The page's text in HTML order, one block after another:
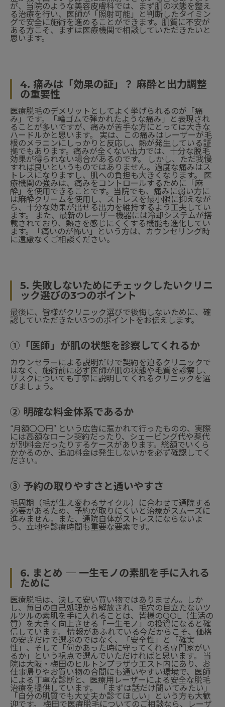
が、当院のような美容皮膚科では、まず肌の状態を整え
る治療を行い、医師が「照射可能」と判断したタイミン
グで安全に施術を進めることができます。肌質に不安が
ある方こそ、まずは医療機関で相談していただきたいと
思います。
4. 痛みは「効果の証」？ 麻酔と出力調整
の重要性
医療脱毛のデメリットとしてよく挙げられるのが「痛
み」です。「輪ゴムで弾かれたような痛み」と表現され
ることが多いですが、痛みが苦手な方にとっては大きな
ハードルかと思います。 実は、この痛みはレーザーが毛
根のメラニンにしっかりと反応し、熱が発生している証
拠でもあります。痛みが全くない出力では、十分な脱毛
効果が得られない場合があるのです。 しかし、ただ我慢
すれば良いというものではありません。過度な痛みはス
トレスになりますし、肌への負担も大きくなります。 医
療機関の強みは、痛みをコントロールするために「麻
酔」を使用できることです。当院でも、痛みに弱い方に
は麻酔クリームを使用し、ストレスを最小限に抑えなが
ら、十分な効果が出せる出力を維持するよう工夫してい
ます。 また、最新のレーザー機器には冷却システムが搭
載されており、熱さを感じにくくする機能も進化してい
ます。「痛いのが怖い」という方は、カウンセリング時
に遠慮なくご相談ください。
5. 失敗しないためにチェックしたいクリニ
ック選びの3つのポイント
最後に、皆様がクリニック選びで後悔しないために、確
認していただきたい3つのポイントをお伝えします。
①「医師」が肌の状態を診察してくれるか
カウンセラーによる説明だけで契約を迫るクリニックで
はなく、施術前に必ず医師が肌の状態や毛質を診察し、
リスクについても丁寧に説明してくれるクリニックを選
びましょう。
② 明確な料金体系であるか
“月額〇〇円” という広告に惹かれて行ったものの、実際
には高額なローン契約だったり、シェービング代や薬代
が別料金だったりするケースがあります。総額でいくら
かかるのか、追加料金は発生しないかを必ず確認してく
ださい。
③ 予約の取りやすさと通いやすさ
毛周期（毛が生え変わるサイクル）に合わせて通院する
必要があるため、予約が取りにくいと治療がスムーズに
進みません。また、通院自体がストレスにならないよ
う、立地や診療時間も重要な要素です。
6. まとめ ─ 一生モノの素肌を手に入れる
ために
医療脱毛は、決して安い買い物ではありません。しか
し、毎日の自己処理から解放され、毛穴の目立たないツ
ルツルの素肌を手に入れることは、皆様のQOL（生活の
質）を大きく向上させる「一生モノ」の投資になると確
信しています。 情報があふれている今だからこそ、価格
の安さだけで選ぶのではなく、「安全性」と「確実
性」、そして「何かあった時に守ってくれる専門家がい
るか」という視点で選んでいただければと思います。 当
院は大阪・梅田のヒルトンプラザウエスト内にあり、お
仕事帰りやお買い物の合間にも通いやすい環境で、医師
による丁寧な診断と、医療用レーザーによる安全な脱毛
治療を提供しています。 「まずは話だけ聞いてみたい」
「自分の肌質でも大丈夫か診てほしい」という方も大歓
迎です。 梅田で医療脱毛についてのご相談なら、レーザ